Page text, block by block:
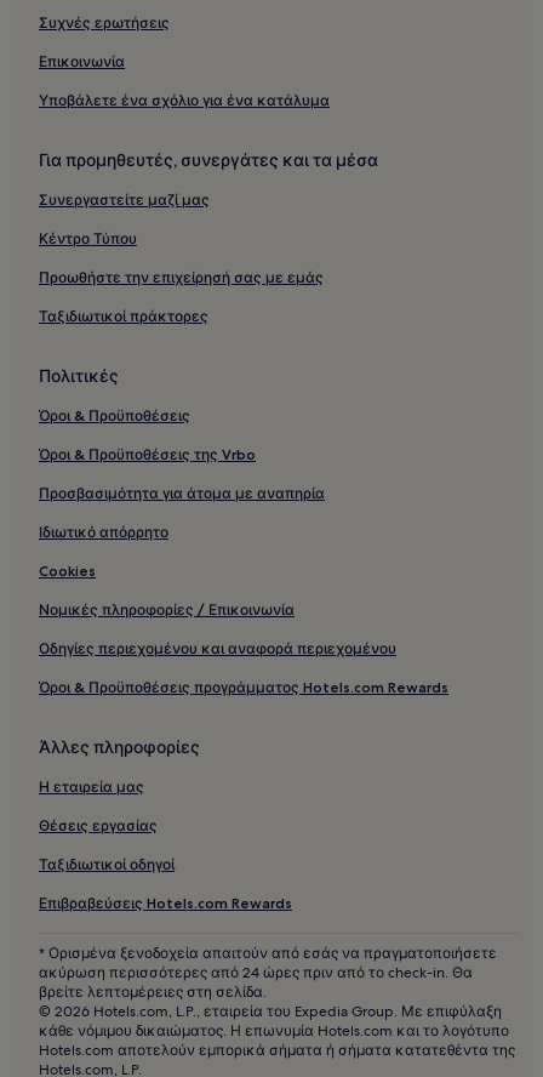
Συχνές ερωτήσεις
Επικοινωνία
Υποβάλετε ένα σχόλιο για ένα κατάλυμα
Για προμηθευτές, συνεργάτες και τα μέσα
Συνεργαστείτε μαζί μας
Κέντρο Τύπου
Προωθήστε την επιχείρησή σας με εμάς
Ταξιδιωτικοί πράκτορες
Πολιτικές
Όροι & Προϋποθέσεις
Όροι & Προϋποθέσεις της Vrbo
Προσβασιμότητα για άτομα με αναπηρία
Ιδιωτικό απόρρητο
Cookies
Νομικές πληροφορίες / Επικοινωνία
Οδηγίες περιεχομένου και αναφορά περιεχομένου
Όροι & Προϋποθέσεις προγράμματος Hotels.com Rewards
Άλλες πληροφορίες
Η εταιρεία μας
Θέσεις εργασίας
Ταξιδιωτικοί οδηγοί
Επιβραβεύσεις Hotels.com Rewards
* Ορισμένα ξενοδοχεία απαιτούν από εσάς να πραγματοποιήσετε
ακύρωση περισσότερες από 24 ώρες πριν από το check-in. Θα
βρείτε λεπτομέρειες στη σελίδα.
© 2026 Hotels.com, L.P., εταιρεία του Expedia Group. Με επιφύλαξη
κάθε νόμιμου δικαιώματος. Η επωνυμία Hotels.com και το λογότυπο
Hotels.com αποτελούν εμπορικά σήματα ή σήματα κατατεθέντα της
Hotels.com, L.P.